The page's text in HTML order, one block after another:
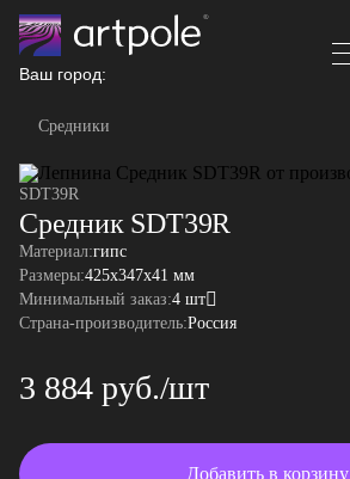
Ваш город:
Средники
SDT39R
Средник SDT39R
Материал:гипс
Размеры:425x347x41 мм
Минимальный заказ:4 шт
Страна-производитель:Россия
3 884 руб./шт
Добавить в корзину